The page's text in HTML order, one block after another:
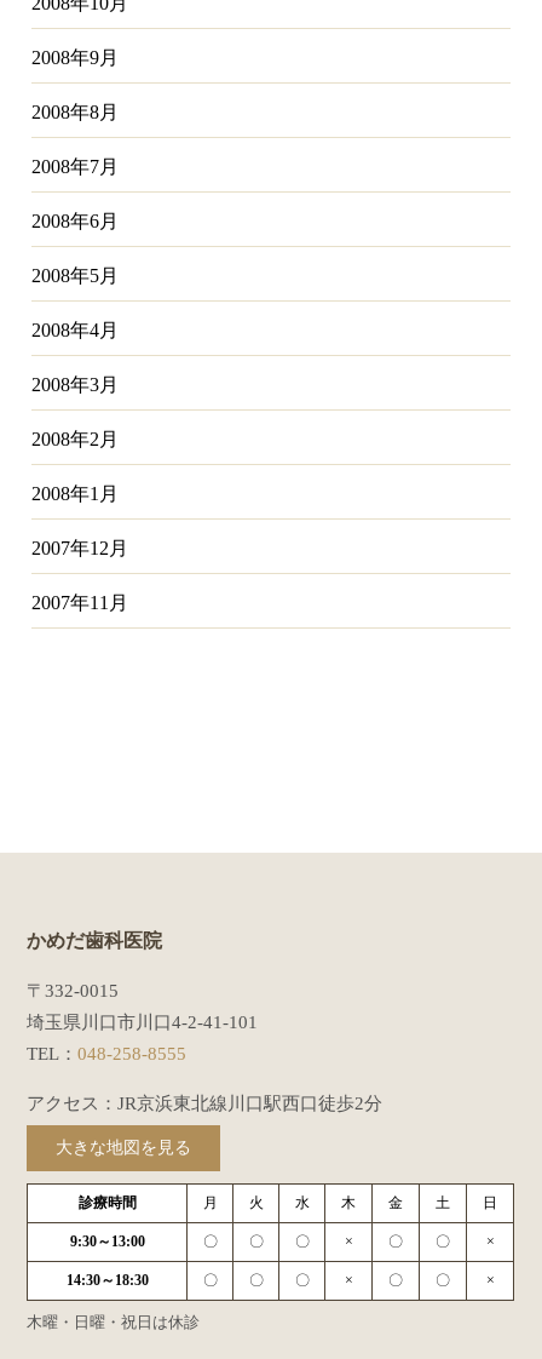
2008年9月
2008年8月
2008年7月
2008年6月
2008年5月
2008年4月
2008年3月
2008年2月
2008年1月
2007年12月
2007年11月
かめだ歯科医院
〒332-0015
埼玉県川口市川口4-2-41-101
TEL：048-258-8555
アクセス：JR京浜東北線川口駅西口徒歩2分
大きな地図を見る
診療時間 月 火 水 木 金 土 日
9:30～13:00 〇 〇 〇 × 〇 〇 ×
14:30～18:30 〇 〇 〇 × 〇 〇 ×
木曜・日曜・祝日は休診